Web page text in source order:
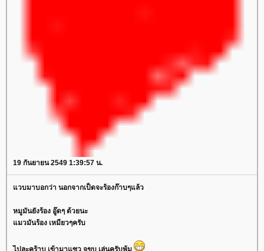
19 กันยายน 2549 1:39:57 น.
แวบมาบอกว่า นอกจากเป็ดจะร้องก๊าบๆแล้ว
หมูมันยังร้อง อู๊ดๆ ด้วยนะ
แมวมันร้อง เหมียวๆครับ
ไปละคร้าบ เข้ามาแซว จขบ เล่นครับพ้ม